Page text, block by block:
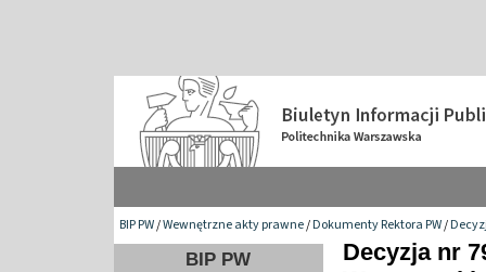
BIP PW/Wewnętrzne akty prawne/Dokumenty Rektora PW/
BIP PW
Decyzja nr